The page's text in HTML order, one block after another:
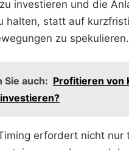
investieren und die
halten, statt auf
zu spekulieren.
Sie auch: Profitieren von
erfordert nicht nur